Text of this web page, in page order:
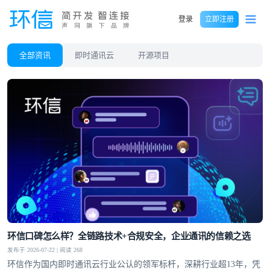
登录 立即注册
全部资讯 即时通讯云 开源项目
环信口碑怎么样？全链路技术+合规安全，企业通讯的信赖之选
发布于 2026-07-22 | 阅读 268
环信作为国内即时通讯云行业公认的领军标杆，深耕行业超13年，凭